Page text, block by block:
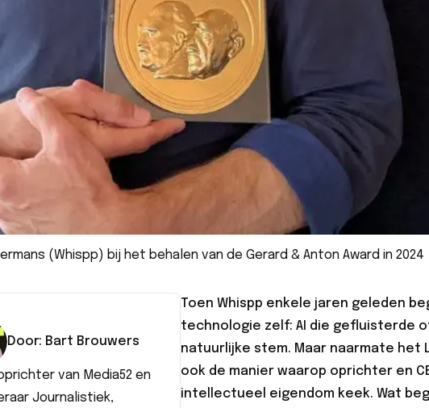
(Whispp) bij het behalen van de Gerard & Anton Award in 2024
Door: Bart Brouwers
van Media52 en
Journalistiek,
Toen Whispp enkele jaren geleden
technologie zelf: AI die gefluisterde
natuurlijke stem. Maar naarmate het
ook de manier waarop oprichter en
intellectueel eigendom keek. Wat